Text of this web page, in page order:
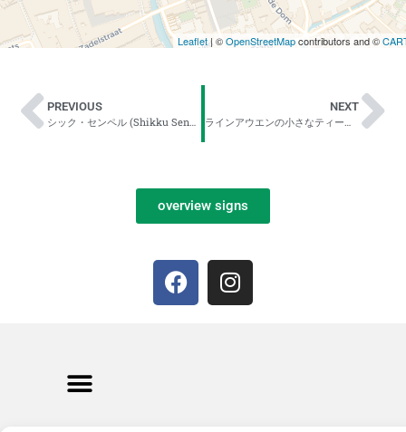
Leaflet| ©OpenStreetMapcontributors and ©
PREVIOUS
NEXT
overview signs